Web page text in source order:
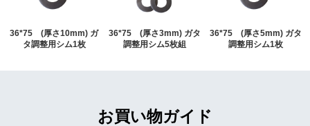
36*75 (厚さ10mm) ガ
タ調整用シム1枚
36*75 (厚さ3mm) ガタ
調整用シム5枚組
36*75 (厚さ5mm) ガタ
調整用シム1枚
お買い物ガイド